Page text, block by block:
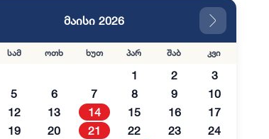
მაისი 2026
სამ ოთხ ხუთ პარ შაბ კვი
1 2
3
5 6 7 8 9
10
12 13 14 15 16
17
19 20 21 22 23
24